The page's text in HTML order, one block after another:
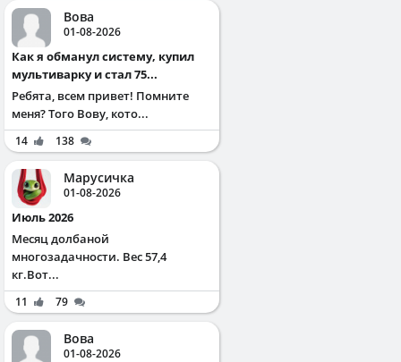
Вова
01-08-2026
Как я обманул систему, купил
мультиварку и стал 75...
Ребята, всем привет! Помните
меня? Того Вову, кото...
14 138
Марусичка
01-08-2026
Июль 2026
Месяц долбаной
многозадачности. Вес 57,4
кг.Вот...
11 79
Вова
01-08-2026